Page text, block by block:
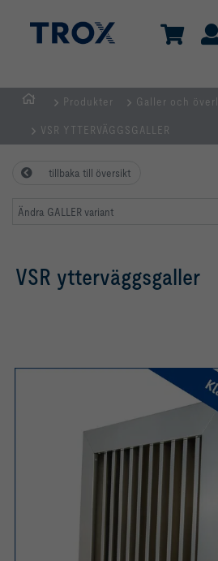
Produkter Galler och
VSR YTTERVÄGGSGALLER
tillbaka till översikt
Ändra GALLER variant
VSR ytterväggsgaller